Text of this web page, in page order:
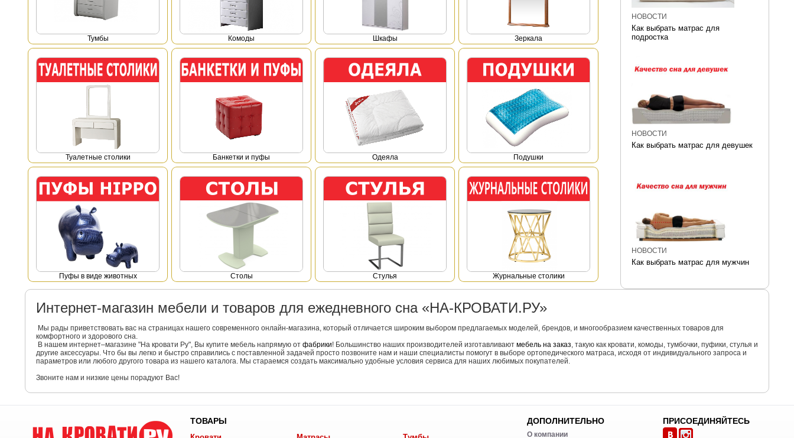
НОВОСТИ
Как выбрать матрас для
подростка
НОВОСТИ
Как выбрать матрас для девушек
НОВОСТИ
Как выбрать матрас для мужчин
Тумбы Комоды Шкафы Зеркала
Туалетные столики Банкетки и пуфы Одеяла Подушки
Пуфы в виде животных Столы Стулья Журнальные столики
Интернет-магазин мебели и товаров для ежедневного сна «НА-КРОВАТИ.РУ»
Мы рады приветствовать вас на страницах нашего современного онлайн-магазина, который отличается широким выбором предлагаемых моделей, брендов, и многообразием качественных товаров для
комфортного и здорового сна.
В нашем интернет–магазине "На кровати Ру", Вы купите мебель напрямую от фабрики! Большинство наших производителей изготавливают мебель на заказ, такую как кровати, комоды, тумбочки, пуфики, стулья и
другие аксессуары. Что бы вы легко и быстро справились с поставленной задачей просто позвоните нам и наши специалисты помогут в выборе ортопедического матраса, исходя от индивидуального запроса и
параметров или любого другого товара из нашего каталога. Мы стараемся создать максимально удобные условия сервиса для наших любимых покупателей.
Звоните нам и низкие цены порадуют Вас!
ТОВАРЫ ДОПОЛНИТЕЛЬНО
О компании
ПРИСОЕДИНЯЙТЕСЬ